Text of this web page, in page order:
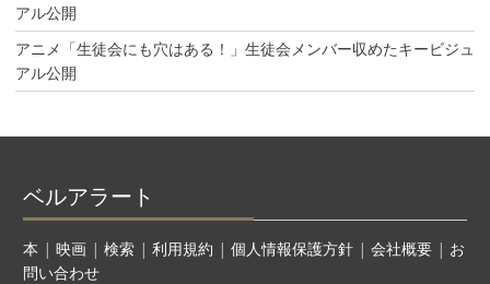
アル公開
アニメ「生徒会にも穴はある！」生徒会メンバー収めたキービジュ
アル公開
ベルアラート
本 | 映画| 検索| 利用規約 | 個人情報保護方針| 会社概要| お
問い合わせ